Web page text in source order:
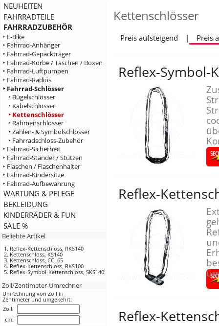
NEUHEITEN
FAHRRADTEILE
FAHRRADZUBEHÖR
‣ E-Bike
‣ Fahrrad-Anhänger
‣ Fahrrad-Gepäckträger
‣ Fahrrad-Körbe / Taschen / Boxen
‣ Fahrrad-Luftpumpen
‣ Fahrrad-Radios
‣ Fahrrad-Schlösser
‣ Bügelschlösser
‣ Kabelschlösser
‣ Kettenschlösser
‣ Rahmenschlösser
‣ Zahlen- & Symbolschlösser
‣ Fahrradschloss-Zubehör
‣ Fahrrad-Sicherheit
‣ Fahrrad-Ständer / Stützen
‣ Flaschen / Flaschenhalter
‣ Fahrrad-Kindersitze
‣ Fahrrad-Aufbewahrung
WARTUNG & PFLEGE
BEKLEIDUNG
KINDERRÄDER & FUN
SALE %
Beliebte Artikel
Reflex-Kettenschloss, RKS140
Kettenschloss, KS140
Kettenschloss, CCL65
Reflex-Kettenschloss, RKS100
Reflex-Symbol-Kettenschloss, SKS140
Zoll/Zentimeter-Umrechner
Umrechnung von Zoll in
Zentimeter und umgekehrt:
Zoll:
cm:
Kettenschlösser
Preis aufsteigend | Preis
Reflex-Symbol-
Reflex-
Reflex-